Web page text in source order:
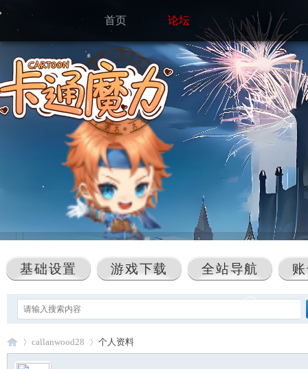
首页 论坛
基础设置 游戏下载 全站导航
callanwood28 个人资料